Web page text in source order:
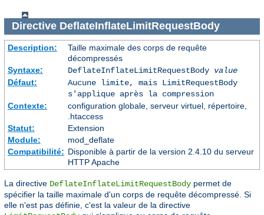
Directive DeflateInflateLimitRequestBody
Description:
Taille maximale des corps de requête
décompressés
Syntaxe:
DeflateInflateLimitRequestBody value
Défaut:
Aucune limite, mais LimitRequestBody
s'applique après la compression
Contexte:
configuration globale, serveur virtuel, répertoire,
.htaccess
Statut:
Extension
Module:
mod_deflate
Compatibilité: Disponible à partir de la version 2.4.10 du serveur
HTTP Apache
La directive DeflateInflateLimitRequestBody permet de
spécifier la taille maximale d'un corps de requête décompressé. Si
elle n'est pas définie, c'est la valeur de la directive